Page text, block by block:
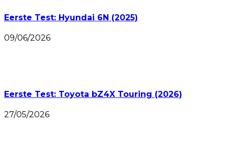
Eerste Test: Hyundai 6N (2025)
09/06/2026
Eerste Test: Toyota bZ4X Touring (2026)
27/05/2026